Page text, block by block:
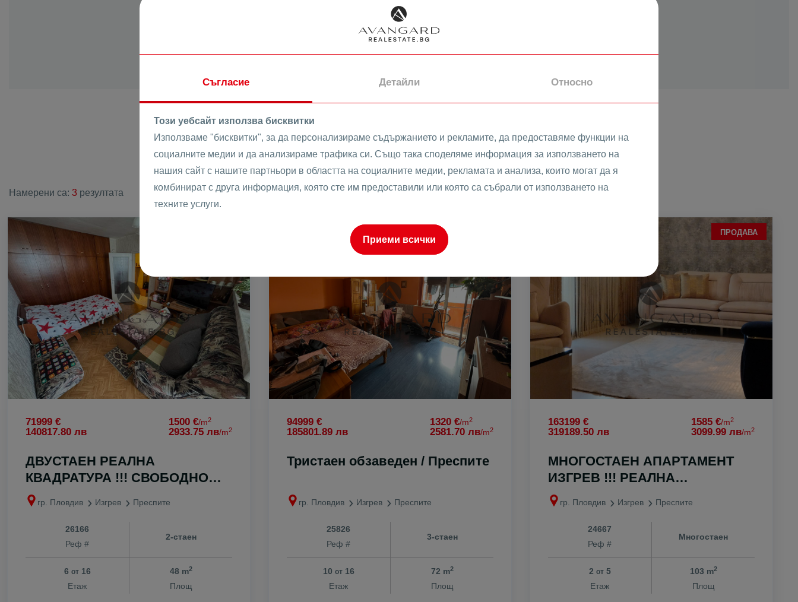
с. Първенец
с. Цар Калоян
с. Царацово
с. Царимир
с. Черноземен
с. Чешнегирово
с. Ягодово
Шпакловка и
замазка
Регулация
Климатик
Имоти в Преспите Обзаведен
Намерени са: 3 резултата
71999 €
140817.80 лв
1500 €/m2
2933.75 лв/m2
ДВУСТАЕН РЕАЛНА
КВАДРАТУРА !!! СВОБОДНО
ПАРКИРАНЕ !!! СРЕДЕН ЕТАЖ
!!!
гр. Пловдив Изгрев Преспите
26166
Реф #
2-стаен
6 от16
Етаж
48 m2
Площ
94999 €
185801.89 лв
1320 €/m2
2581.70 лв/m2
Тристаен обзаведен / Преспите
гр. Пловдив Изгрев Преспите
25826
Реф #
3-стаен
10 от16
Етаж
72 m2
Площ
ПРОДАВА
163199 €
319189.50 лв
1585 €/m2
3099.99 лв/m2
МНОГОСТАЕН АПАРТАМЕНТ
ИЗГРЕВ !!! РЕАЛНА
КВАДРАТУРА !!!
гр. Пловдив Изгрев Преспите
24667
Реф #
Многостаен
2 от5
Етаж
103 m2
Площ
Съгласие Детайли Относно
Този уебсайт използва бисквитки
Използваме "бисквитки", за да персонализираме съдържанието и рекламите, да предоставяме функции на
социалните медии и да анализираме трафика си. Също така споделяме информация за използването на
нашия сайт с нашите партньори в областта на социалните медии, рекламата и анализа, които могат да я
комбинират с друга информация, която сте им предоставили или която са събрали от използването на
техните услуги.
Приеми всички